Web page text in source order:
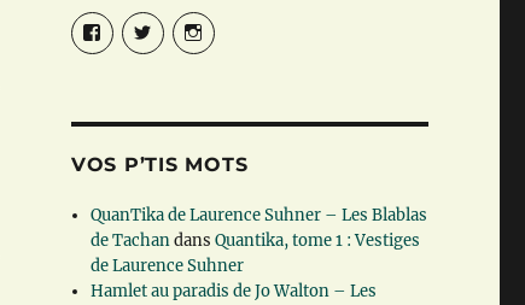
FacebookTwitterInstagram
VOS P’TIS MOTS
QuanTika de Laurence Suhner – Les Blablas
de TachandansQuantika, tome 1 : Vestiges
de Laurence Suhner
Hamlet au paradis de Jo Walton – Les